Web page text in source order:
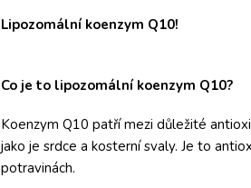
Lipozomální koenzym Q10!
Co je to lipozomální koenzym Q10?
Koenzym Q10 patří mezi důležité
jako je srdce a kosterní svaly. Je to
potravinách.